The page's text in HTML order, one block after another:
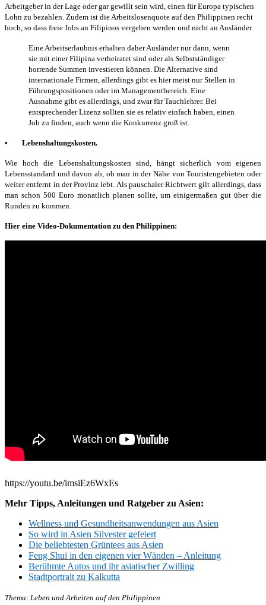
Arbeitgeber in der Lage oder gar gewillt sein wird, einen für Europa typischen
Lohn zu bezahlen. Zudem ist die Arbeitslosenquote auf den Philippinen recht
hoch, so dass freie Jobs an Filipinos vergeben werden und nicht an Ausländer.
Eine Arbeitserlaubnis erhalten daher Ausländer nur dann, wenn
sie mit einer Filipina verheiratet sind oder als Selbstständiger
horrende Summen investieren können. Die Alternative sind
internationale Firmen, allerdings gibt es hier meist nur Stellen in
Führungspositionen oder im Managementbereich. Eine
Ausnahme gibt es allerdings, und zwar für Tauchlehrer. Bei
entsprechender Lizenz sollten sie es relativ einfach haben, einen
Job zu finden, auch wenn die Konkurrenz groß ist.
• Lebenshaltungskosten.
Wie hoch die Lebenshaltungskosten sind, hängt sicherlich vom eigenen
Lebensstandard und davon ab, ob man in der Nähe von Touristengebieten oder
weiter entfernt in der Provinz lebt. Als pauschaler Richtwert gilt allerdings, dass
man schon 500 Euro monatlich planen sollte, um einigermaßen gut über die
Runden zu kommen.
Hier eine Video-Dokumentation zu den Philippinen:
https://youtu.be/imsiEz6WxEs
Mehr Tipps, Anleitungen und Ratgeber zu Asien:
Wellness und Gesundheitsanwendungen aus Asien
So wird in Asien Silvester gefeiert
Die beliebtesten Grüntees aus Asien
Feng Shui in den eigenen vier Wänden – Anleitung
Berühmte Autos und ihr asiatischer Zwilling
Stadtportrait zu Kalkutta
Thema: Leben und Arbeiten auf den Philippinen